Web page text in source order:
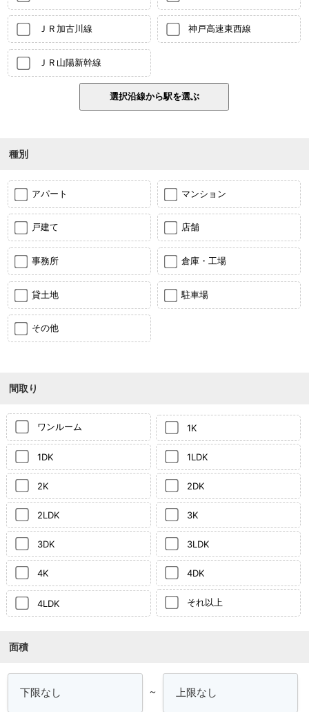
ＪＲ加古川線 神戸高速東西線
ＪＲ山陽新幹線
種別
アパート マンション
戸建て 店舗
事務所 倉庫・工場
貸土地 駐車場
その他
間取り
ワンルーム 1K
1DK 1LDK
2K 2DK
2LDK 3K
3DK 3LDK
4K 4DK
4LDK それ以上
面積
～